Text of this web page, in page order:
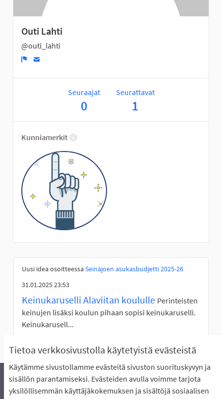
Tietoa verkkosivustolla käytetyistä evästeistä
Käytämme sivustollamme evästeitä sivuston suorituskyvyn ja
sisällön parantamiseksi. Evästeiden avulla voimme tarjota
yksilöllisemmän käyttäjäkokemuksen ja sisältöjä sosiaalisen
Outi Lahti
@outi_lahti
Seuraajat
0
Seurattavat
1
Kunniamerkit
Uusi idea osoitteessaSeinäjoen asukasbudjetti 2025-26
31.01.2025 23:53
Keinukaruselli Alaviitan koululle Perinteisten
keinujen lisäksi koulun pihaan sopisi keinukaruselli.
Keinukarusell...
Äänestyksen pikaohjeet Usein kysytyt kysymykset